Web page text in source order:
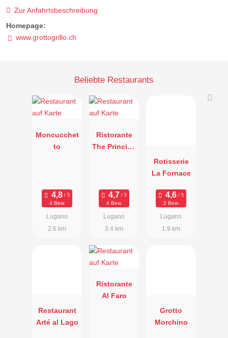
Zur Anfahrtsbeschreibung
Homepage:
www.grottogrillo.ch
Beliebte Restaurants
Moncucchet
to
4 Bew.
Lugano
2.6 km
Ristorante
The Principe
4 Bew.
Lugano
3.4 km
Rotisserie
La Fornace
2 Bew.
Lugano
1.9 km
Restaurant
Arté al Lago
Ristorante
Al Faro
Grotto
Morchino